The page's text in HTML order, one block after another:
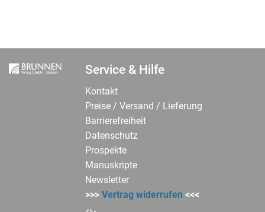
Service & Hilfe
Kontakt
Preise / Versand / Lieferung
Barrierefreiheit
Datenschutz
Prospekte
Manuskripte
Newsletter
>>>Vertrag widerrufen <<<